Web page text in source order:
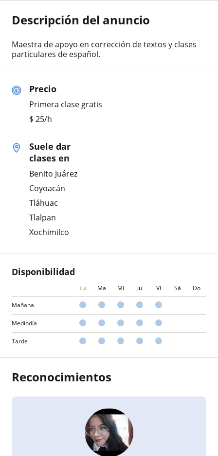
Precio
Primera clase gratis
$ 25/h
Suele dar
clases en
Benito Juárez
Coyoacán
Tláhuac
Tlalpan
Xochimilco
Disponibilidad
Lu Ma Mi Ju Vi Sá Do
Mañana
Mediodía
Tarde
Descripción del anuncio
Maestra de apoyo en corrección de textos y clases
particulares de español.
Reconocimientos